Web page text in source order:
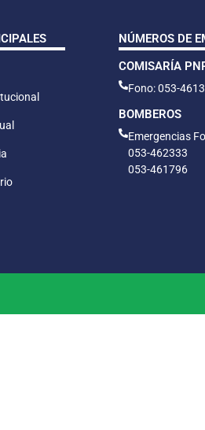
NÚMEROS DE
COMISARÍA
Fono: 053-
BOMBEROS
Emergencias
053-462333
053-461796